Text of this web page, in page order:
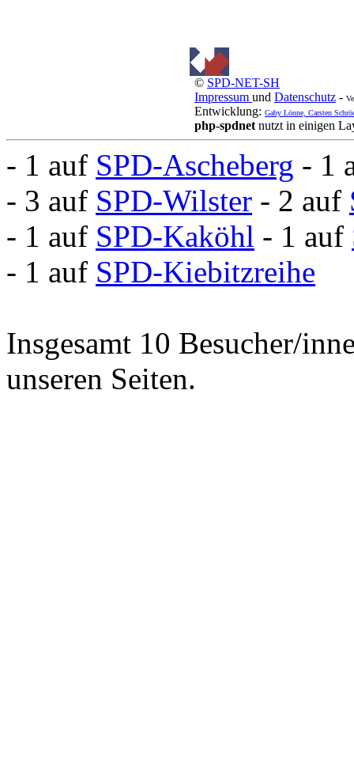
© SPD-NET-SH
Impressum und Datenschutz -
Entwicklung: Gaby Lönne, Carsten
php-spdnet nutzt in einigen
- 1 auf SPD-Ascheberg - 1
- 3 auf SPD-Wilster - 2 auf
- 1 auf SPD-Kaköhl - 1 auf
- 1 auf SPD-Kiebitzreihe
Insgesamt 10 Besucher/
unseren Seiten.